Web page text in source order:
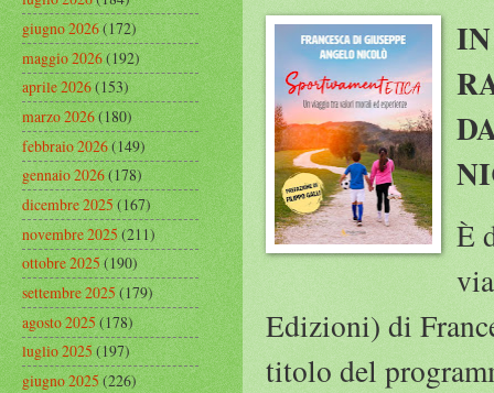
È
Edizioni) di
titolo del
giugno 2026(172)
maggio 2026(192)
aprile 2026(153)
marzo 2026(180)
febbraio 2026(149)
gennaio 2026(178)
dicembre 2025(167)
novembre 2025(211)
ottobre 2025(190)
settembre 2025(179)
agosto 2025(178)
luglio 2025(197)
giugno 2025(226)